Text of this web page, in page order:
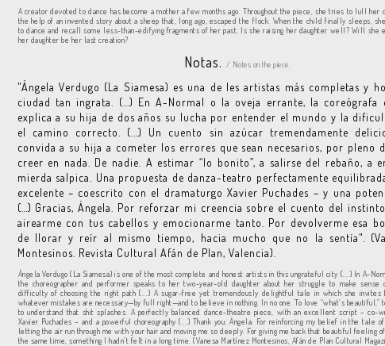
A creator devoted to dance has become a mother a few months ago. Throughout the piece, she tries to lull her
the help of an invented story about a sheep that, long ago, escaped the flock. When the child finally sleeps,
to dance and recall some less-than-edifying fragments of her past. Is she raising her daughter well? Will she
her daughter be her last creation?
Notas. / Notes on the piece.
"Ángela Verdugo (La Siamesa) es una de les artistas más completas y
ciudad tan ingrata. (…) En A-Normal o la oveja errante, la coreógrafa
explica a su hija de dos años su lucha por entender el mundo y la
el camino correcto. (...) Un cuento sin azúcar tremendamente
convida a su hija a cometer los errores que sean necesarios, por pleno
creer en nada. De nadie. A estimar “lo bonito”, a salirse del rebaño, a
mierda salpica. Una propuesta de danza-teatro perfectamente
excelente – coescrito con el dramaturgo Xavier Puchades – y una
(…) Gracias, Ángela. Por reforzar mi creencia sobre el cuento del
airearme con tus cabellos y emocionarme tanto. Por devolverme esa
de llorar y reír al mismo tiempo, hacia mucho que no la sentía".
Montesinos. Revista Cultural Afán de Plan, Valencia).
Ángela Verdugo (La Siamesa) is one of the most complete and honest artists in this ungrateful city (...) In A-
the choreographer and performer speaks to her two-year-old daughter about her struggle to make
difficulty of choosing the right path (...) A sugar-free yet tremendously delightful tale in which she invites
whatever mistakes are necessary—by full right—and to believe in nothing. In no one. To love “what’s beautiful,”
to understand that shit splashes. A perfectly balanced dance-theatre piece, with an excellent script – co-
Xavier Puchades – and a powerful choreography (...) Thank you, Ángela. For reinforcing my belief in the tale
letting the air run through me with your hair and moving me so deeply. For giving me back that beautiful feeling
the same time, something I hadn’t felt in a long time. (Vanesa Martínez Montesinos, Afán de Plan Cultural